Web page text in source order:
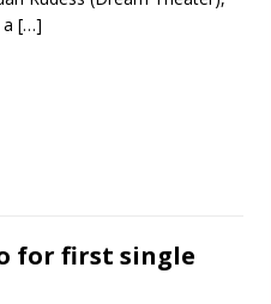
[…]
for first single